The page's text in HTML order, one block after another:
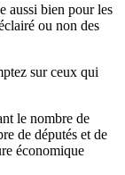
aussi bien pour les
ou non des
sur ceux qui
le nombre de
de députés et de
économique